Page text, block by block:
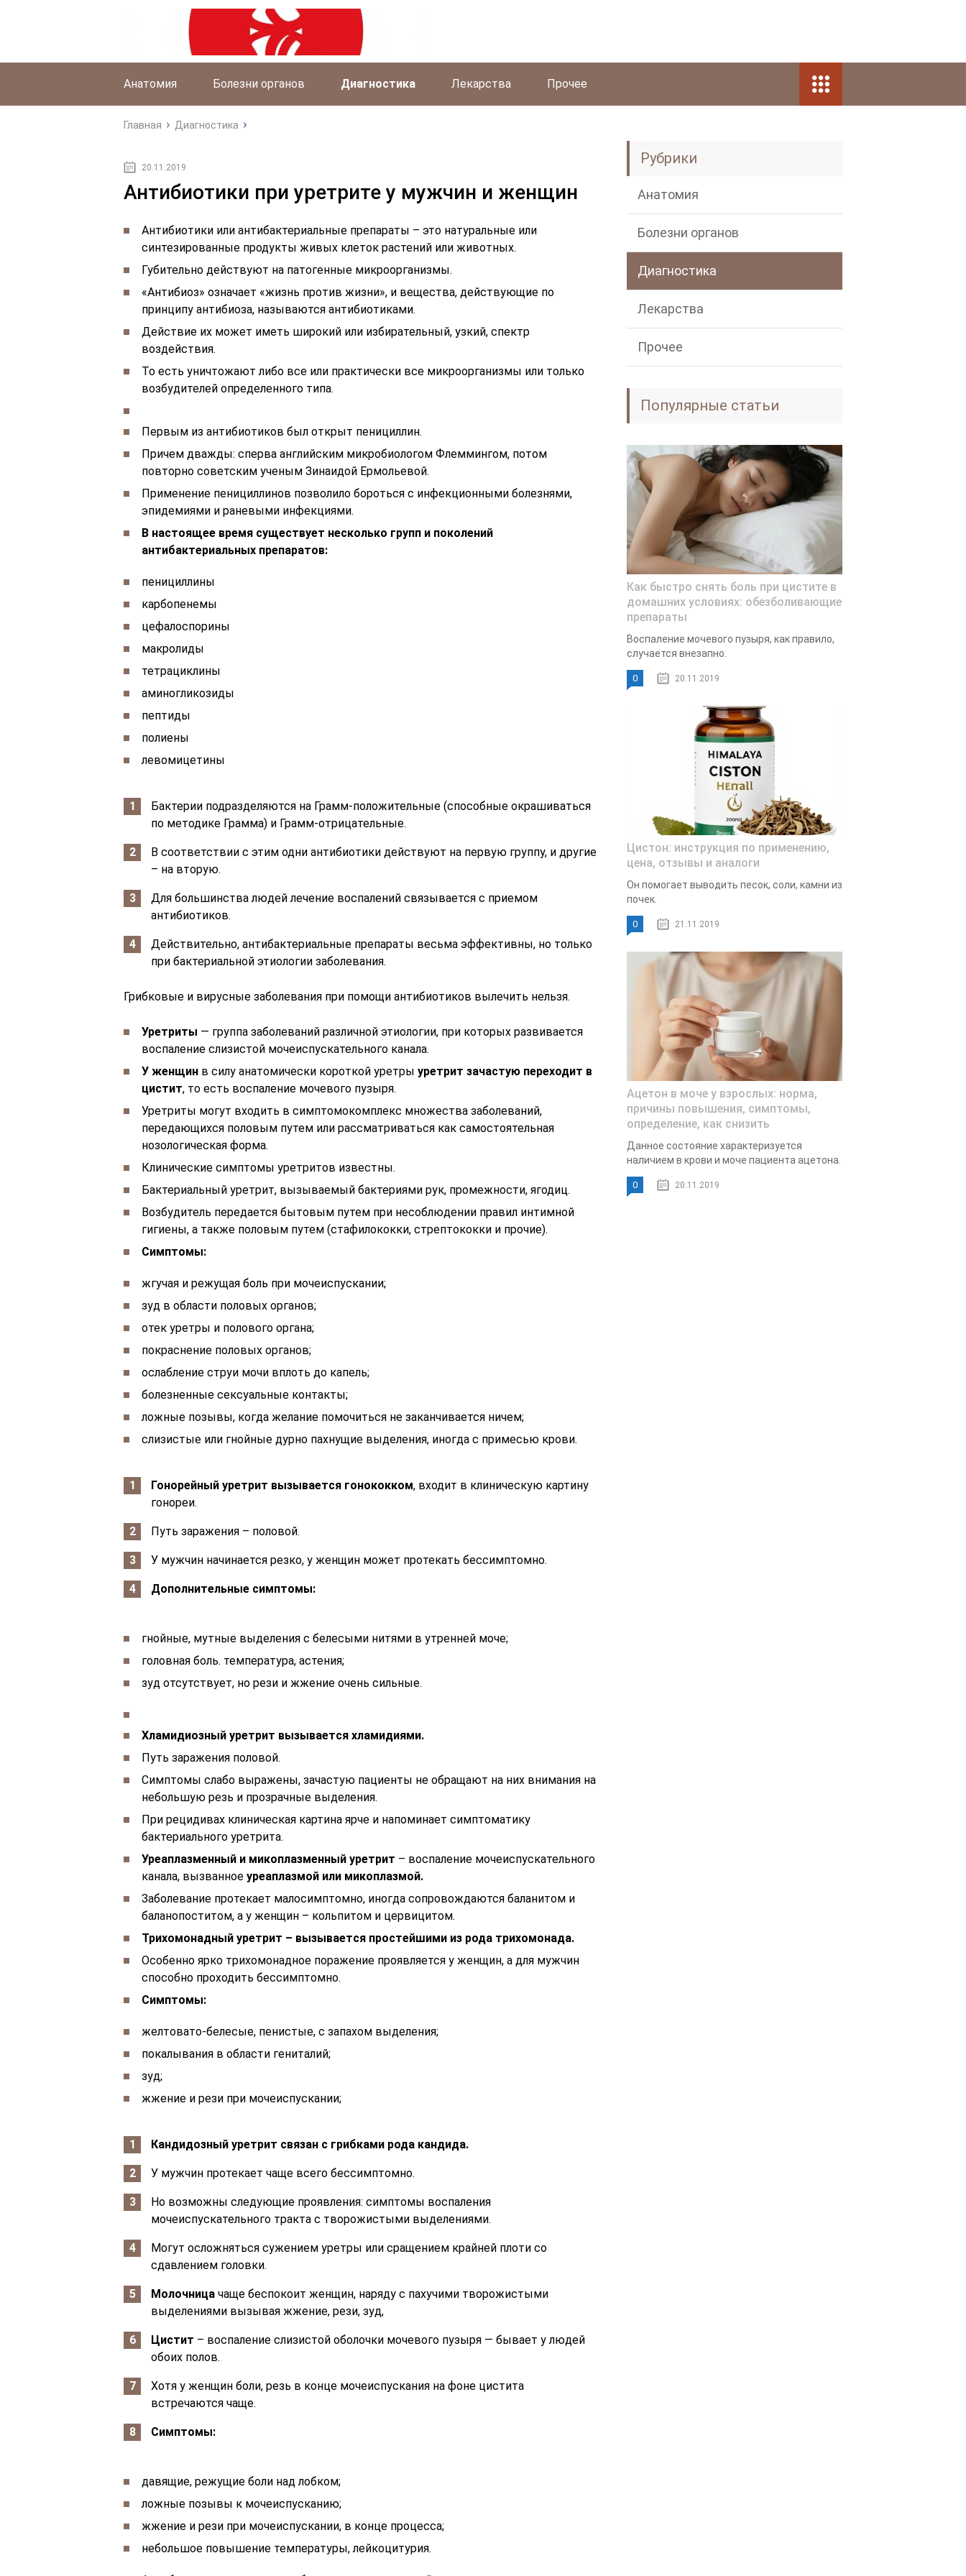
Анатомия Болезни органов Диагностика Лекарства Прочее
Главная Диагностика
20.11.2019
Антибиотики при уретрите у мужчин и женщин
Антибиотики или антибактериальные препараты – это натуральные или
синтезированные продукты живых клеток растений или животных.
Губительно действуют на патогенные микроорганизмы.
«Антибиоз» означает «жизнь против жизни», и вещества, действующие по
принципу антибиоза, называются антибиотиками.
Действие их может иметь широкий или избирательный, узкий, спектр
воздействия.
То есть уничтожают либо все или практически все микроорганизмы или только
возбудителей определенного типа.
Первым из антибиотиков был открыт пенициллин.
Причем дважды: сперва английским микробиологом Флеммингом, потом
повторно советским ученым Зинаидой Ермольевой.
Применение пенициллинов позволило бороться с инфекционными болезнями,
эпидемиями и раневыми инфекциями.
В настоящее время существует несколько групп и поколений
антибактериальных препаратов:
пенициллины
карбопенемы
цефалоспорины
макролиды
тетрациклины
аминогликозиды
пептиды
полиены
левомицетины
Бактерии подразделяются на Грамм-положительные (способные окрашиваться
по методике Грамма) и Грамм-отрицательные.
В соответствии с этим одни антибиотики действуют на первую группу, и другие
– на вторую.
Для большинства людей лечение воспалений связывается с приемом
антибиотиков.
Действительно, антибактериальные препараты весьма эффективны, но только
при бактериальной этиологии заболевания.
Грибковые и вирусные заболевания при помощи антибиотиков вылечить нельзя.
Уретриты — группа заболеваний различной этиологии, при которых развивается
воспаление слизистой мочеиспускательного канала.
У женщин в силу анатомически короткой уретры уретрит зачастую переходит в
цистит, то есть воспаление мочевого пузыря.
Уретриты могут входить в симптомокомплекс множества заболеваний,
передающихся половым путем или рассматриваться как самостоятельная
нозологическая форма.
Клинические симптомы уретритов известны.
Бактериальный уретрит, вызываемый бактериями рук, промежности, ягодиц.
Возбудитель передается бытовым путем при несоблюдении правил интимной
гигиены, а также половым путем (стафилококки, стрептококки и прочие).
Симптомы:
жгучая и режущая боль при мочеиспускании;
зуд в области половых органов;
отек уретры и полового органа;
покраснение половых органов;
ослабление струи мочи вплоть до капель;
болезненные сексуальные контакты;
ложные позывы, когда желание помочиться не заканчивается ничем;
слизистые или гнойные дурно пахнущие выделения, иногда с примесью крови.
Гонорейный уретрит вызывается гонококком, входит в клиническую картину
гонореи.
Путь заражения – половой.
У мужчин начинается резко, у женщин может протекать бессимптомно.
Дополнительные симптомы:
гнойные, мутные выделения с белесыми нитями в утренней моче;
головная боль. температура, астения;
зуд отсутствует, но рези и жжение очень сильные.
Хламидиозный уретрит вызывается хламидиями.
Путь заражения половой.
Симптомы слабо выражены, зачастую пациенты не обращают на них внимания на
небольшую резь и прозрачные выделения.
При рецидивах клиническая картина ярче и напоминает симптоматику
бактериального уретрита.
Уреаплазменный и микоплазменный уретрит – воспаление мочеиспускательного
канала, вызванное уреаплазмой или микоплазмой.
Заболевание протекает малосимптомно, иногда сопровождаются баланитом и
баланопоститом, а у женщин – кольпитом и цервицитом.
Трихомонадный уретрит – вызывается простейшими из рода трихомонада.
Особенно ярко трихомонадное поражение проявляется у женщин, а для мужчин
способно проходить бессимптомно.
Симптомы:
желтовато-белесые, пенистые, с запахом выделения;
покалывания в области гениталий;
зуд;
жжение и рези при мочеиспускании;
Кандидозный уретрит связан с грибками рода кандида.
У мужчин протекает чаще всего бессимптомно.
Но возможны следующие проявления: симптомы воспаления
мочеиспускательного тракта с творожистыми выделениями.
Могут осложняться сужением уретры или сращением крайней плоти со
сдавлением головки.
Молочница чаще беспокоит женщин, наряду с пахучими творожистыми
выделениями вызывая жжение, рези, зуд,
Цистит – воспаление слизистой оболочки мочевого пузыря — бывает у людей
обоих полов.
Хотя у женщин боли, резь в конце мочеиспускания на фоне цистита
встречаются чаще.
Симптомы:
давящие, режущие боли над лобком;
ложные позывы к мочеиспусканию;
жжение и рези при мочеиспускании, в конце процесса;
небольшое повышение температуры, лейкоцитурия.
Рубрики
Анатомия
Болезни органов
Диагностика
Лекарства
Прочее
Популярные статьи
Как быстро снять боль при цистите в
домашних условиях: обезболивающие
препараты
Воспаление мочевого пузыря, как правило,
случается внезапно.
0 20.11.2019
Цистон: инструкция по применению,
цена, отзывы и аналоги
Он помогает выводить песок, соли, камни из
почек.
0 21.11.2019
Ацетон в моче у взрослых: норма,
причины повышения, симптомы,
определение, как снизить
Данное состояние характеризуется
наличием в крови и моче пациента ацетона.
0 20.11.2019